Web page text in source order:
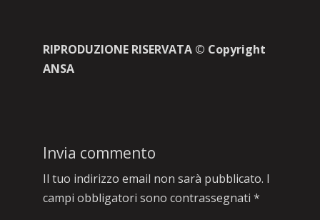
RIPRODUZIONE RISERVATA © Copyright
ANSA
Invia commento
Il tuo indirizzo email non sarà pubblicato. I
campi obbligatori sono contrassegnati *